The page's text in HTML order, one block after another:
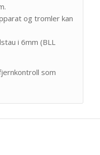
og tromler kan
i 6mm (BLL
som